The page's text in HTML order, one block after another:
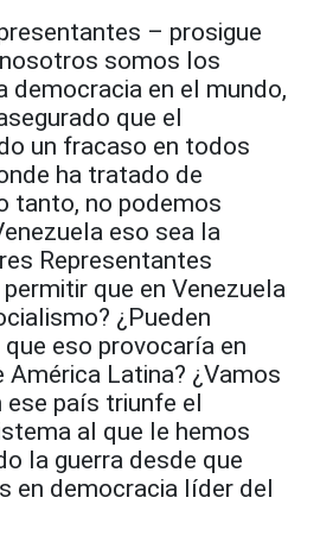
– prosigue
somos los
democracia en el mundo,
que el
un fracaso en todos
ha tratado de
tanto, no podemos
eso sea la
Representantes
que en Venezuela
¿Pueden
eso provocaría en
América Latina? ¿Vamos
ese país triunfe el
al que le hemos
la guerra desde que
en democracia líder del